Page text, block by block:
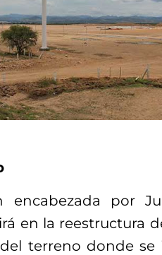
encabezada por
en la reestructura
terreno donde se